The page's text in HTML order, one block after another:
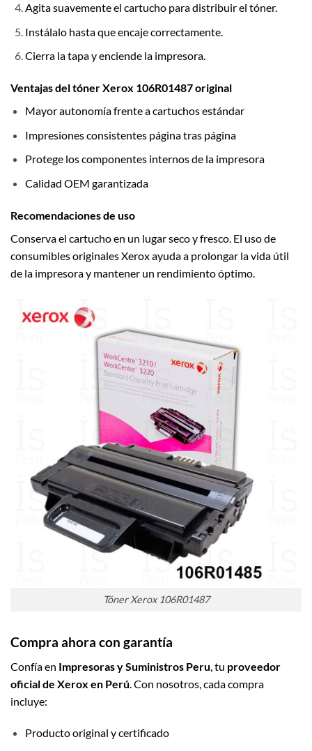
Agita suavemente el cartucho para distribuir el tóner.
Instálalo hasta que encaje correctamente.
Cierra la tapa y enciende la impresora.
Ventajas del tóner Xerox 106R01487 original
Mayor autonomía frente a cartuchos estándar
Impresiones consistentes página tras página
Protege los componentes internos de la impresora
Calidad OEM garantizada
Recomendaciones de uso
Conserva el cartucho en un lugar seco y fresco. El uso de
consumibles originales Xerox ayuda a prolongar la vida útil
de la impresora y mantener un rendimiento óptimo.
Tóner Xerox 106R01487
Compra ahora con garantía
Confía en Impresoras y Suministros Peru , tu proveedor
oficial de Xerox en Perú . Con nosotros, cada compra
incluye:
Producto original y certificado